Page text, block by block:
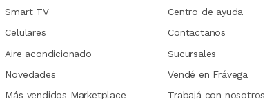
Smart TV
Celulares
Aire acondicionado
Novedades
Más vendidos Marketplace
Centro de ayuda
Contactanos
Sucursales
Vendé en Frávega
Trabajá con nosotros